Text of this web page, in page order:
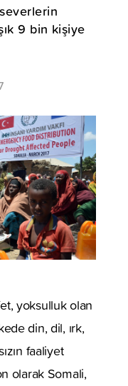
9 bin kişiye
yoksulluk olan
din, dil, ırk,
faaliyet
olarak Somali,